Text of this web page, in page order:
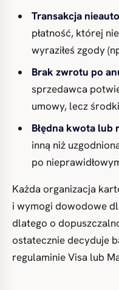
Transakcja
płatność, której
wyraziłeś zgody
Brak zwrotu po
sprzedawca
umowy, lecz
Błędna kwota lub
inną niż
po
Każda organizacja
i wymogi dowodowe
dlatego o
ostatecznie decyduje
regulaminie Visa lub